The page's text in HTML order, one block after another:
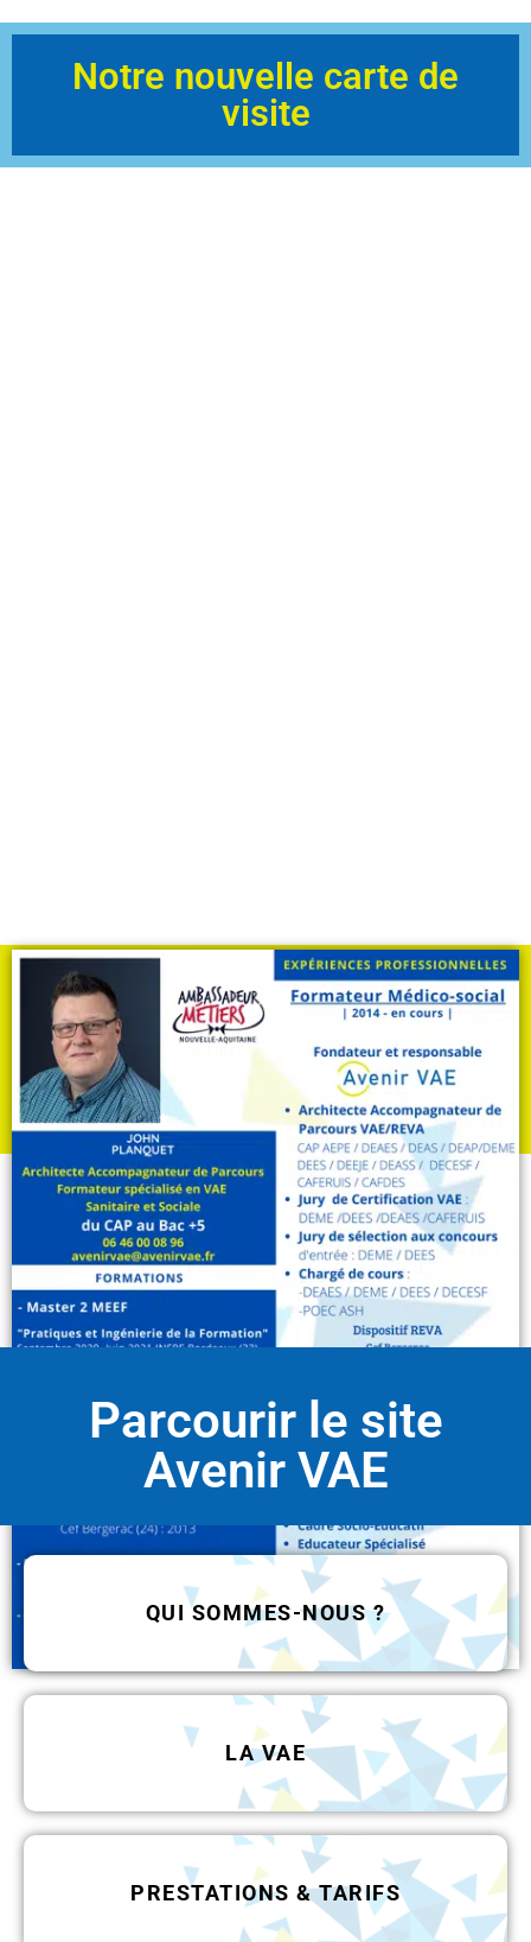
Notre nouvelle carte de
visite
Votre diplôme grâce à Avenir
VAE
Les partenaires d’Avenir VAE
Parcourir le site
Avenir VAE
QUI SOMMES-NOUS ?
LA VAE
PRESTATIONS & TARIFS